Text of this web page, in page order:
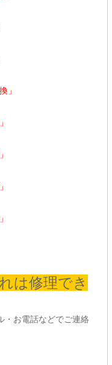
」
は修理でき
・お電話などでご連絡